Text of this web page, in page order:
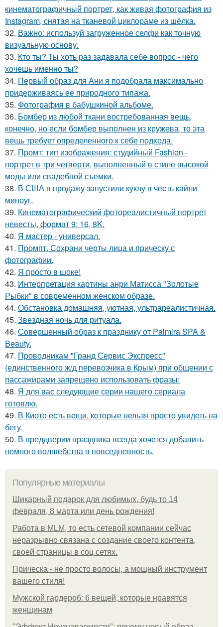
кинематографичный портрет, как живая фотография из
Instagram, снятая на тканевой циклораме из шёлка.
32. Важно: используй загруженное селфи как точную
визуальную основу.
33. Кто ты? Ты хоть раз задавала себе вопрос - чего
хочешь именно ты?
34. Первый образ для Ани я подобрала максимально
придерживаясь ее природного типажа.
35. Фотография в бабушкиной альбоме.
36. Бомбер из любой ткани востребованная вещь,
конечно, но если бомбер выполнен из кружева, то эта
вещь требует определенного к себе подхода.
37. Промт: тип изображения: студийный Fashion -
портрет в три четверти, выполненный в стиле высокой
моды или свадебной съемки.
38. В США в продажу запустили куклу в честь кайли
миноуг.
39. Кинематографический фотореалистичный портрет
невесты, формат 9: 16, 8K.
40. Я мастер - универсал.
41. Промпт. Сохрани черты лица и прическу с
фотографии.
42. Я просто в шоке!
43. Интерпретация картины анри Матисса "Золотые
Рыбки" в современном женском образе.
44. Обстановка домашняя, уютная, ультрареалистичная.
45. Звездная ночь для ритуала.
46. Совершенный образ к празднику от Palmira SPA &
Beauty.
47. Проводникам "Гранд Сервис Экспресс"
(единственного ж/д перевозчика в Крым) при общении с
пассажирами запрещено использовать фразы:
48. Я для вас следующие серии нашего сериала
готовлю.
49. В Киото есть вещи, которые нельзя просто увидеть на
бегу.
50. В преддверии праздника всегда хочется добавить
немного волшебства в повседневность.
Популярные материалы
Шикарный подарок для любимых, будь то 14
февраля, 8 марта или день рождения!
Работа в MLM, то есть сетевой компании сейчас
неразрывно связана с создание своего контента,
своей страницы в соц сетях.
Прическа - не просто волосы, а мощный инструмент
вашего стиля!
Мужской гардероб: 6 вещей, которые нравятся
женщинам